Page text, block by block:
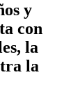
y
con
la
la